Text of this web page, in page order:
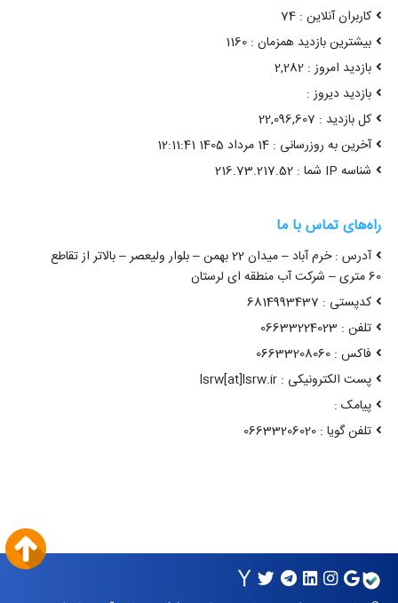
کاربران آنلاین : 74
بیشترین بازدید همزمان : 1160
بازدید امروز : 2,282
بازدید دیروز :
کل بازدید : 22,096,607
آخرین به روزرسانی : 14 مرداد 1405 12:11:41
شناسه IP شما : 216.73.217.52
راه‌های تماس با ما
آدرس : خرم آباد – میدان 22 بهمن – بلوار ولیعصر – بالاتر از تقاطع
60 متری – شرکت آب منطقه ای لرستان
کدپستی : 6814993437
تلفن : 06633224023
فاکس : 06633208060
پست الکترونیکی : lsrw[at]lsrw.ir
پیامک :
تلفن گویا : 06633206020